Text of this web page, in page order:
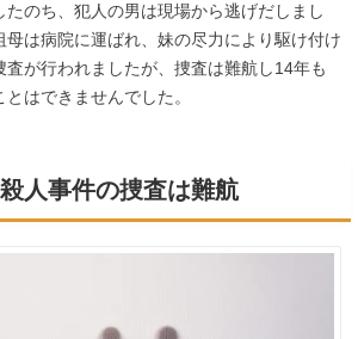
のち、犯人の男は現場から逃げだしまし
母は病院に運ばれ、妹の尽力により駆け付け
査が行われましたが、捜査は難航し14年も
はできませんでした。
人事件の捜査は難航